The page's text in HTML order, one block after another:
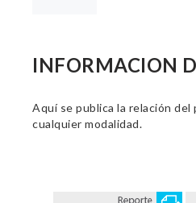
INFORMACION
Aquí se publica la relación
cualquier modalidad.